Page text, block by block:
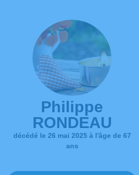
Philippe
RONDEAU
décédé le 26 mai 2025 à l'âge de 67
ans